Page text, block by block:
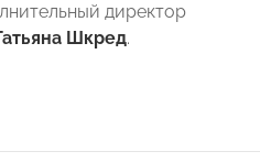
директор
Шкред.